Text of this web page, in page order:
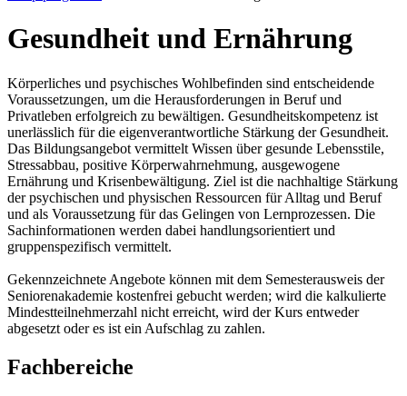
Gesundheit und Ernährung
Körperliches und psychisches Wohlbefinden sind entscheidende
Voraussetzungen, um die Herausforderungen in Beruf und
Privatleben erfolgreich zu bewältigen. Gesundheitskompetenz ist
unerlässlich für die eigenverantwortliche Stärkung der Gesundheit.
Das Bildungsangebot vermittelt Wissen über gesunde Lebensstile,
Stressabbau, positive Körperwahrnehmung, ausgewogene
Ernährung und Krisenbewältigung. Ziel ist die nachhaltige Stärkung
der psychischen und physischen Ressourcen für Alltag und Beruf
und als Voraussetzung für das Gelingen von Lernprozessen. Die
Sachinformationen werden dabei handlungsorientiert und
gruppenspezifisch vermittelt.
Gekennzeichnete Angebote können mit dem Semesterausweis der
Seniorenakademie kostenfrei gebucht werden; wird die kalkulierte
Mindestteilnehmerzahl nicht erreicht, wird der Kurs entweder
abgesetzt oder es ist ein Aufschlag zu zahlen.
Fachbereiche